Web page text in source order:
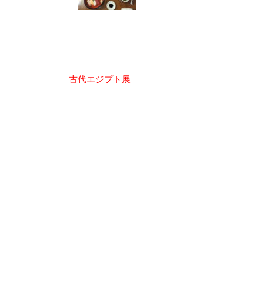
投
古代エジプト展